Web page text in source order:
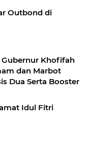
Outbond di
dan Marbot
Dua Serta Booster
Idul Fitri